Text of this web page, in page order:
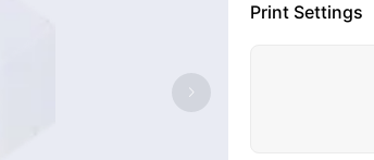
Print Settings